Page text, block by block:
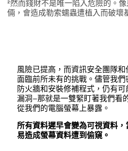
²然而錢財不是唯一陷入危險的。
倆，會造成勒索蠕蟲遭植入而破壞
風險已提高，而資訊安全團隊
面臨前所未有的挑戰。儘管我
防火牆和安裝修補程式，仍有
漏洞–那就是一雙緊盯著我們看
從我們的電腦螢幕上暴露。
所有資料遲早會變為可視資料，
易造成螢幕資料遭到偷窺。